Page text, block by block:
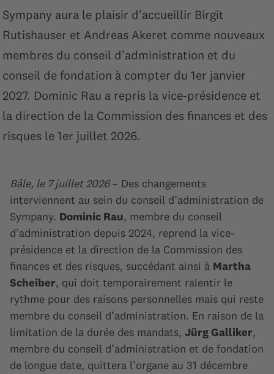
Sympany aura le plaisir d’accueillir Birgit
Rutishauser et Andreas Akeret comme nouveaux
membres du conseil d’administration et du
conseil de fondation à compter du 1er janvier
2027. Dominic Rau a repris la vice-présidence et
la direction de la Commission des finances et des
risques le 1er juillet 2026.
Bâle, le 7 juillet 2026– Des changements
interviennent au sein du conseil d’administration de
Sympany. Dominic Rau, membre du conseil
d’administration depuis 2024, reprend la vice-
présidence et la direction de la Commission des
finances et des risques, succédant ainsi à Martha
Scheiber, qui doit temporairement ralentir le
rythme pour des raisons personnelles mais qui reste
membre du conseil d’administration. En raison de la
limitation de la durée des mandats, Jürg Galliker,
membre du conseil d’administration et de fondation
de longue date, quittera l’organe au 31 décembre